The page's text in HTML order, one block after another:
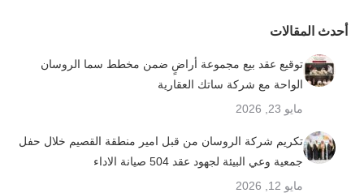
أحدث المقالات
توقيع عقد بيع مجموعة أراضٍ ضمن مخطط سما الروسان
الواحة مع شركة ساتك العقارية
مايو 23, 2026
تكريم شركة الروسان من قبل امير منطقة القصيم خلال حفل
جمعية وعي البيئة لجهود عقد 504 صيانة الاداء
مايو 12, 2026